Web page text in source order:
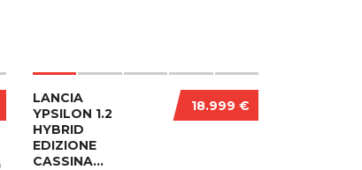
18.999 €
LANCIA
YPSILON 1.2
HYBRID
EDIZIONE
CASSINA...